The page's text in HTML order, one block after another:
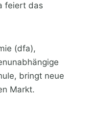
feiert das
(dfa),
bringt neue
Markt.